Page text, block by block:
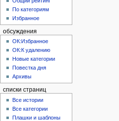
По категориям
Избранное
обсуждения
ОК:Избранное
ОК:К удалению
Новые категории
Повестка дня
Архивы
списки страниц
Все истории
Все категории
Плашки и шаблоны